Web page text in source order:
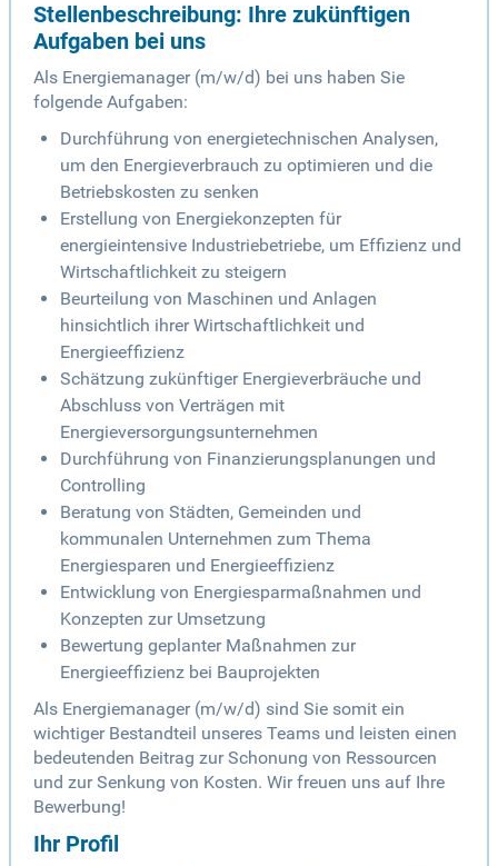
Stellenbeschreibung: Ihre zukünftigen
Aufgaben bei uns
Als Energiemanager (m/w/d) bei uns haben Sie
folgende Aufgaben:
Durchführung von energietechnischen Analysen,
um den Energieverbrauch zu optimieren und die
Betriebskosten zu senken
Erstellung von Energiekonzepten für
energieintensive Industriebetriebe, um Effizienz und
Wirtschaftlichkeit zu steigern
Beurteilung von Maschinen und Anlagen
hinsichtlich ihrer Wirtschaftlichkeit und
Energieeffizienz
Schätzung zukünftiger Energieverbräuche und
Abschluss von Verträgen mit
Energieversorgungsunternehmen
Durchführung von Finanzierungsplanungen und
Controlling
Beratung von Städten, Gemeinden und
kommunalen Unternehmen zum Thema
Energiesparen und Energieeffizienz
Entwicklung von Energiesparmaßnahmen und
Konzepten zur Umsetzung
Bewertung geplanter Maßnahmen zur
Energieeffizienz bei Bauprojekten
Als Energiemanager (m/w/d) sind Sie somit ein
wichtiger Bestandteil unseres Teams und leisten einen
bedeutenden Beitrag zur Schonung von Ressourcen
und zur Senkung von Kosten. Wir freuen uns auf Ihre
Bewerbung!
Ihr Profil